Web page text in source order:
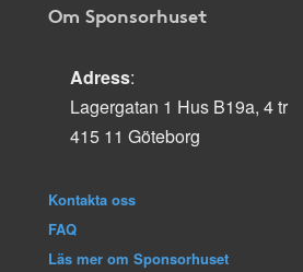
Om Sponsorhuset
Adress:
Lagergatan 1 Hus B19a, 4 tr
415 11 Göteborg
Kontakta oss
FAQ
Läs mer om Sponsorhuset